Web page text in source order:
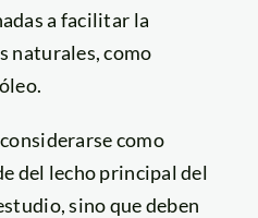
a facilitar la
naturales, como
como
del lecho principal del
sino que deben